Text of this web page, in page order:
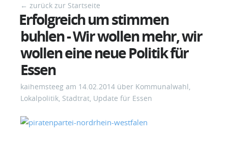
← zurück zur Startseite
Erfolgreich um stimmen
buhlen - Wir wollen mehr, wir
wollen eine neue Politik für
Essen
kaihemsteeg am 14.02.2014 über Kommunalwahl,
Lokalpolitik, Stadtrat, Update für Essen